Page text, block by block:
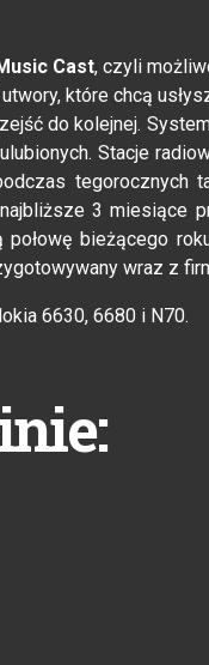
Cast, czyli
które chcą
do kolejnej.
Stacje
tegorocznych
3 miesiące
bieżącego
wraz z
6630, 6680 i N70.